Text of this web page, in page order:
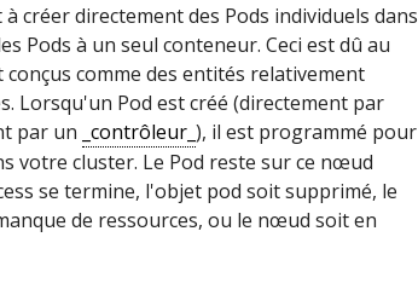
créer directement des Pods individuels dans
Pods à un seul conteneur. Ceci est dû au
comme des entités relativement
Lorsqu'un Pod est créé (directement par
par un _contrôleur_ ), il est programmé pour
votre cluster. Le Pod reste sur ce nœud
se termine, l'objet pod soit supprimé, le
de ressources, ou le nœud soit en